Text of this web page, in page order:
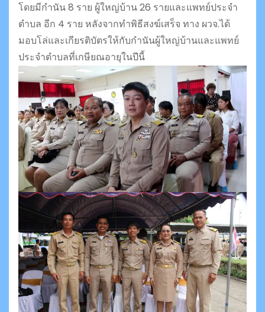
โดยมีกำนัน 8 ราย ผู้ใหญ่บ้าน 26 รายและแพทย์ประจำ
ตำบล อีก 4 ราย หลังจากทำพิธีสงฆ์เสร็จ ทาง ผวจ.ได้
มอบโล่และเกียรติบัตรให้กับกำนันผู้ใหญ่บ้านและแพทย์
ประจำตำบลที่เกษียณอายุในปีนี้